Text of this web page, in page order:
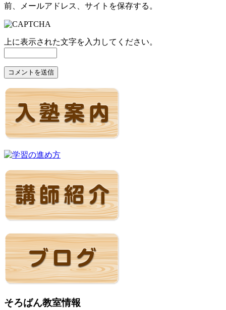
前、メールアドレス、サイトを保存する。
上に表示された文字を入力してください。
そろばん教室情報